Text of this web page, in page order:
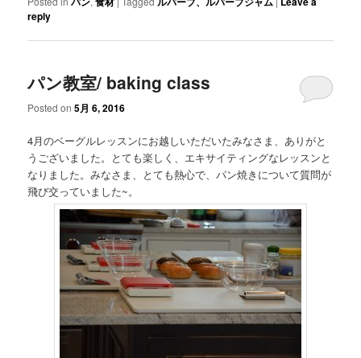
reply
パン教室/ baking class
Posted on5月 6, 2016
4月のベーグルレッスンにお越しいただいたみなさま、ありがと
うございました。とても楽しく、エキサイティングなレッスンと
なりました。みなさま、とても熱心で、パン焼きについて質問が
飛び交っていました~。